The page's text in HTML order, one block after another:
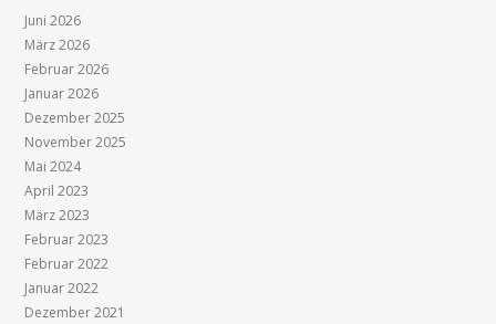
Juni 2026
März 2026
Februar 2026
Januar 2026
Dezember 2025
November 2025
Mai 2024
April 2023
März 2023
Februar 2023
Februar 2022
Januar 2022
Dezember 2021